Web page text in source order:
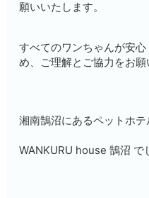
願いいたします。
すべてのワンちゃんが安
め、ご理解とご協力をお
湘南鵠沼にあるペットホテ
WANKURU house 鵠沼 で